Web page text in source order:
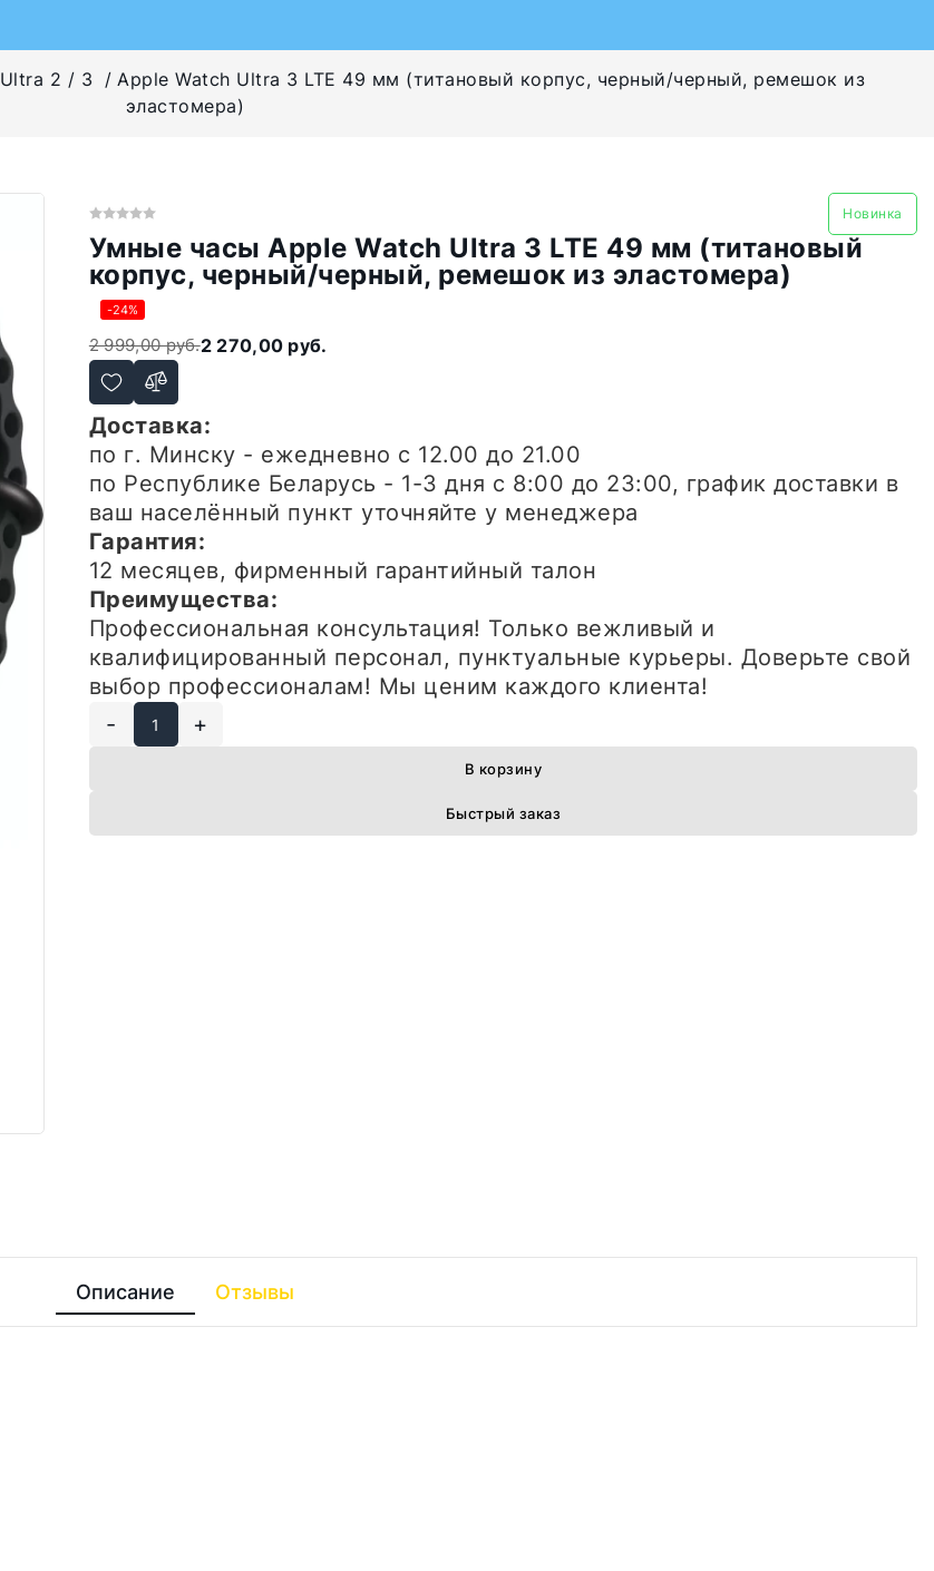
Ultra 2 / 3
Apple Watch Ultra 3 LTE 49 мм (титановый корпус, черный/черный, ремешок из
эластомера)
Новинка
Умные часы Apple Watch Ultra 3 LTE 49 мм (титановый
корпус, черный/черный, ремешок из эластомера)
-24%
2 999,00 руб.2 270,00 руб.
Доставка:
по г. Минску - ежедневно с 12.00 до 21.00
по Республике Беларусь - 1-3 дня с 8:00 до 23:00, график доставки в
ваш населённый пункт уточняйте у менеджера
Гарантия:
12 месяцев, фирменный гарантийный талон
Преимущества:
Профессиональная консультация! Только вежливый и
квалифицированный персонал, пунктуальные курьеры. Доверьте свой
выбор профессионалам! Мы ценим каждого клиента!
-
+
В корзину
Быстрый заказ
Описание Отзывы